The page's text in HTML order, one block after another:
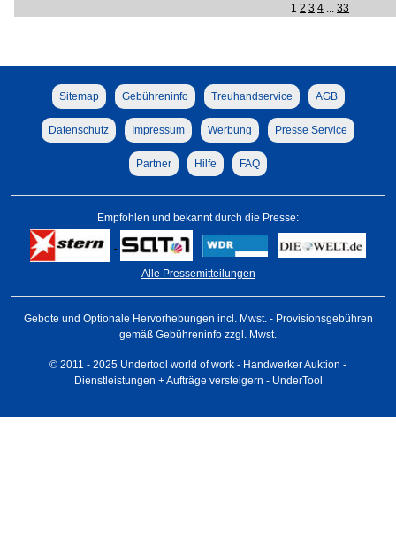
1 2 3 4 33
Sitemap Gebühreninfo Treuhandservice AGB
Datenschutz Impressum Werbung Presse Service
Partner Hilfe FAQ
Empfohlen und bekannt durch die Presse:
Alle Pressemitteilungen
Gebote und Optionale Hervorhebungen incl. Mwst. - Provisionsgebühren
gemäß Gebühreninfo zzgl. Mwst.
© 2011 - 2025 Undertool world of work - Handwerker Auktion -
Dienstleistungen + Aufträge versteigern - UnderTool